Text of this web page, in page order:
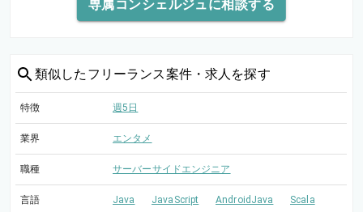
専属コンシェルジュに相談する
類似した フリーランス案件・求人を探す
特徴 週5日
業界 エンタメ
職種 サーバーサイドエンジニア
言語 Java JavaScript AndroidJava Scala